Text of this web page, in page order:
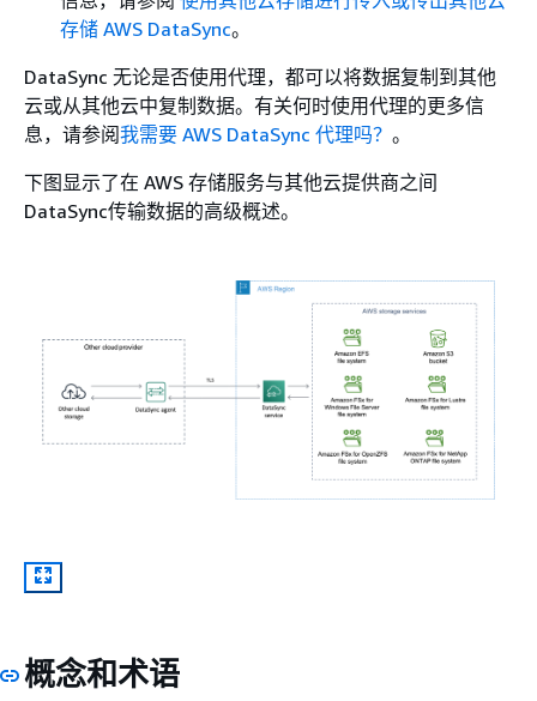
存储 AWS DataSync。
DataSync 无论是否使用代理，都可以将数据复制到其他
云或从其他云中复制数据。有关何时使用代理的更多信
息，请参阅我需要 AWS DataSync 代理吗？ 。
下图显示了在 AWS 存储服务与其他云提供商之间
DataSync传输数据的高级概述。
概念和术语